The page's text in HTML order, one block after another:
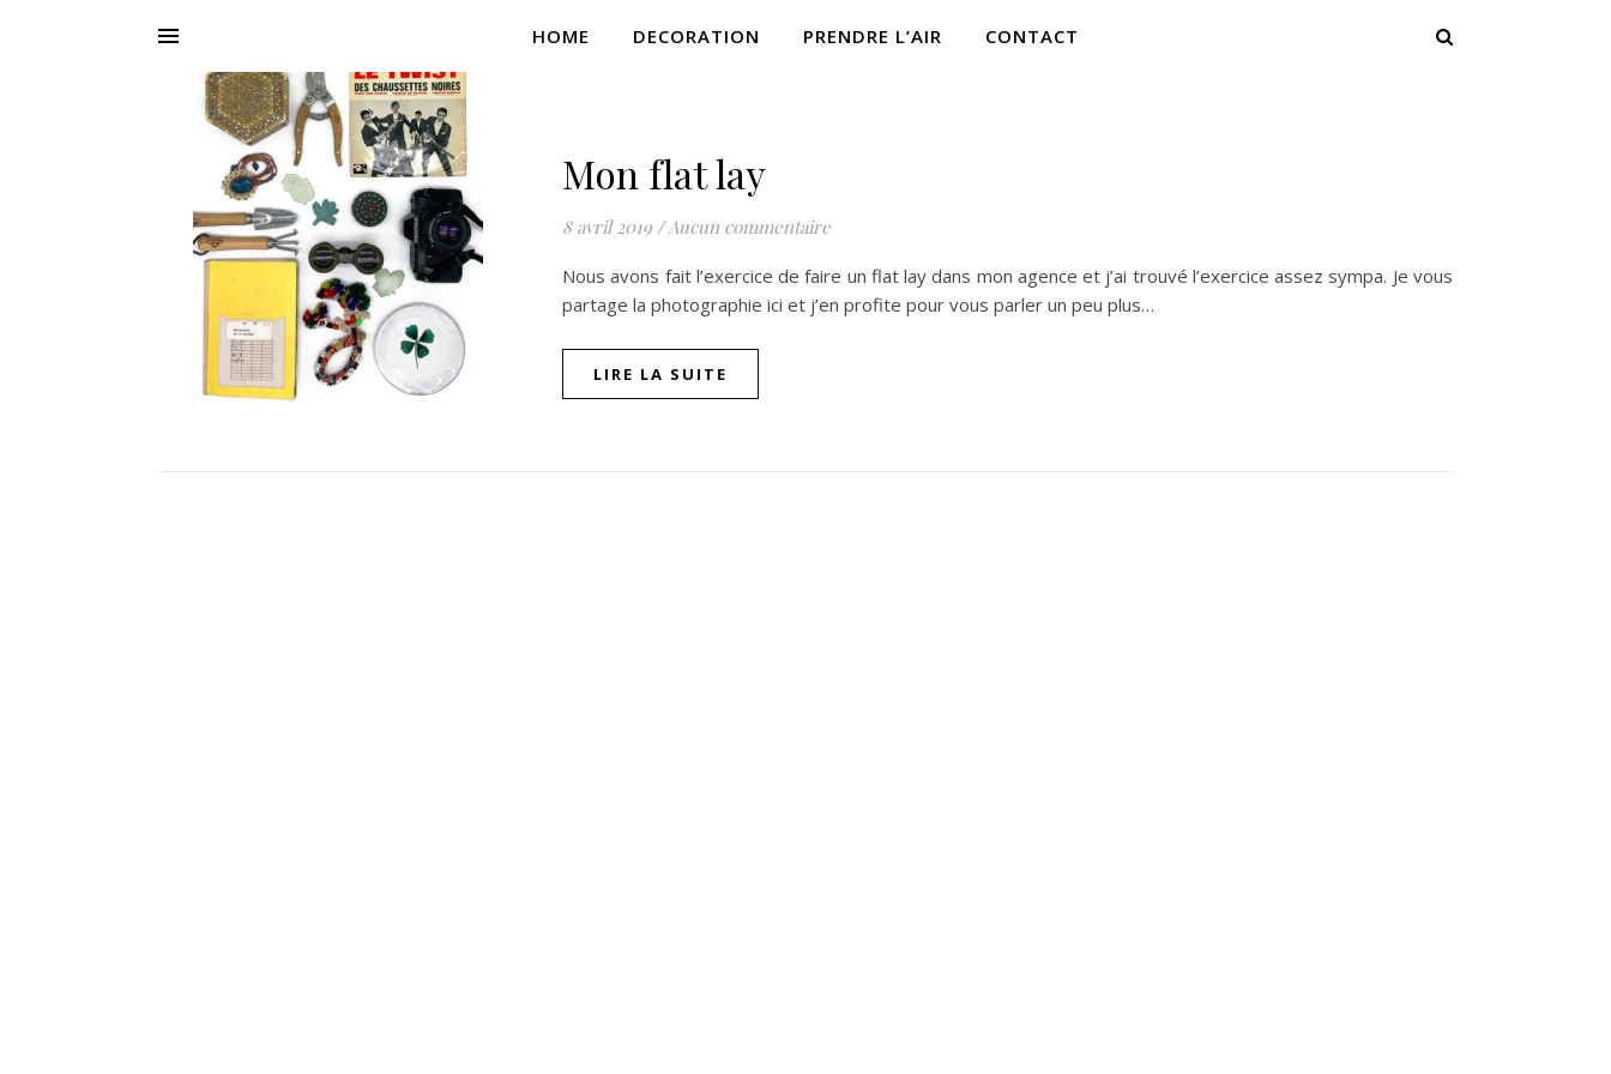
HOME DECORATION PRENDRE L’AIR CONTACT
Mon flat lay
8 avril 2019 /Aucun commentaire
Nous avons fait l’exercice de faire un flat lay dans mon agence et j’ai trouvé l’exercice assez sympa. Je vous
partage la photographie ici et j’en profite pour vous parler un peu plus…
LIRE LA SUITE